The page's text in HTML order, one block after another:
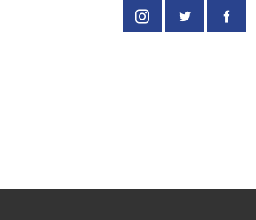
Facebook
PardesPublish
Instagram